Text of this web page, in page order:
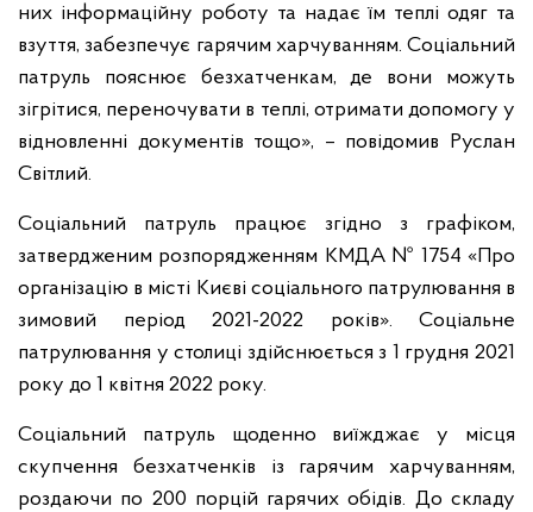
них інформаційну роботу та надає їм теплі одяг та
взуття, забезпечує гарячим харчуванням. Соціальний
патруль пояснює безхатченкам, де вони можуть
зігрітися, переночувати в теплі, отримати допомогу у
відновленні документів тощо», – повідомив Руслан
Світлий.
Соціальний патруль працює згідно з графіком,
затвердженим розпорядженням КМДА № 1754 «Про
організацію в місті Києві соціального патрулювання в
зимовий період 2021-2022 років». Соціальне
патрулювання у столиці здійснюється з 1 грудня 2021
року до 1 квітня 2022 року.
Соціальний патруль щоденно виїжджає у місця
скупчення безхатченків із гарячим харчуванням,
роздаючи по 200 порцій гарячих обідів. До складу